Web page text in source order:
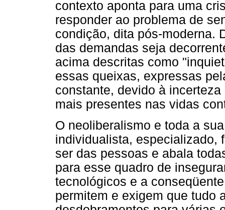
contexto aponta para uma
responder ao problema de
condição, dita pós-moderna.
das demandas seja
acima descritas como
essas queixas, expressas
constante, devido à
mais presentes nas vidas
O neoliberalismo e toda a
individualista, especializado,
ser das pessoas e abala
para esse quadro de
tecnológicos e a
permitem e exigem que tudo